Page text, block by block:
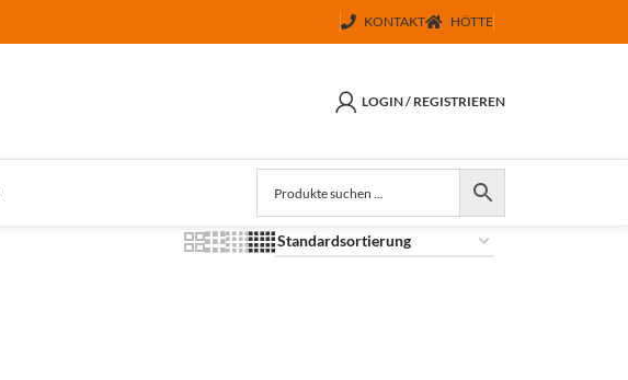
KONTAKT HÖTTE
LOGIN / REGISTRIEREN